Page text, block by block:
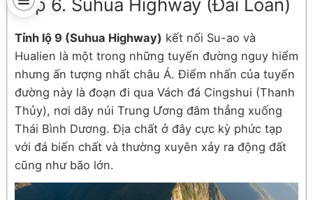
Top 6. Suhua Highway (Đài Loan)
Tỉnh lộ 9 (Suhua Highway) kết nối Su-ao và
Hualien là một trong những tuyến đường nguy hiểm
nhưng ấn tượng nhất châu Á. Điểm nhấn của tuyến
đường này là đoạn đi qua Vách đá Cingshui (Thanh
Thủy), nơi dãy núi Trung Ương đâm thẳng xuống
Thái Bình Dương. Địa chất ở đây cực kỳ phức tạp
với đá biến chất và thường xuyên xảy ra động đất
cũng như bão lớn.